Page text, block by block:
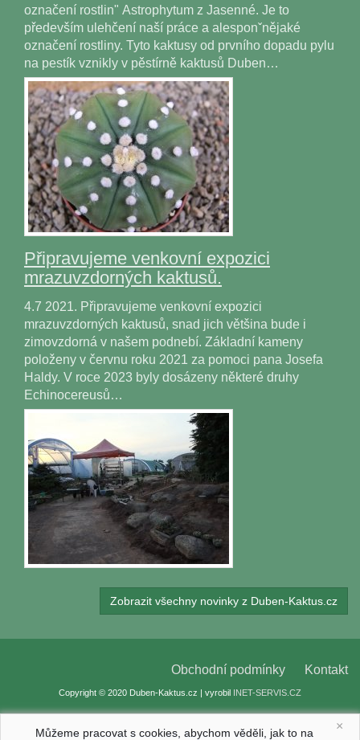
označení rostlin" Astrophytum z Jasenné. Je to
především ulehčení naší práce a alesponˇnějaké
označení rostliny. Tyto kaktusy od prvního dopadu pylu
na pestík vznikly v pěstírně kaktusů Duben…
Připravujeme venkovní expozici
mrazuvzdorných kaktusů.
4.7 2021. Připravujeme venkovní expozici
mrazuvzdorných kaktusů, snad jich většina bude i
zimovzdorná v našem podnebí. Základní kameny
položeny v červnu roku 2021 za pomoci pana Josefa
Haldy. V roce 2023 byly dosázeny některé druhy
Echinocereusů…
Zobrazit všechny novinky z Duben-Kaktus.cz
Obchodní podmínky Kontakt
Copyright © 2020 Duben-Kaktus.cz | vyrobil INET-SERVIS.CZ
×
Můžeme pracovat s cookies, abychom věděli, jak to na